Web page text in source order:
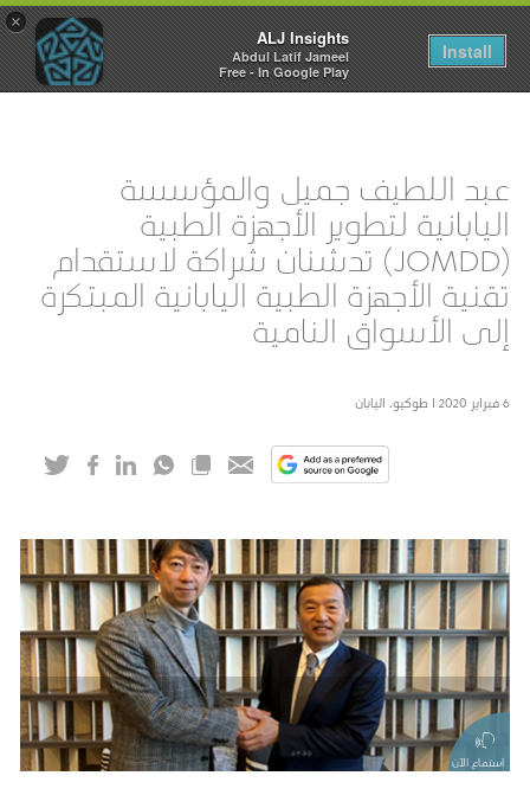
×
ALJ Insights
Abdul Latif Jameel
Free - In Google Play
Install
Toggle
navigation
عبد اللطيف جميل والمؤسسة
اليابانية لتطوير الأجهزة الطبية
(JOMDD) تدشنان شراكة لاستقدام
تقنية الأجهزة الطبية اليابانية المبتكرة
إلى الأسواق النامية
6 فبراير 2020 I طوكيو، اليابان
استماع الآن